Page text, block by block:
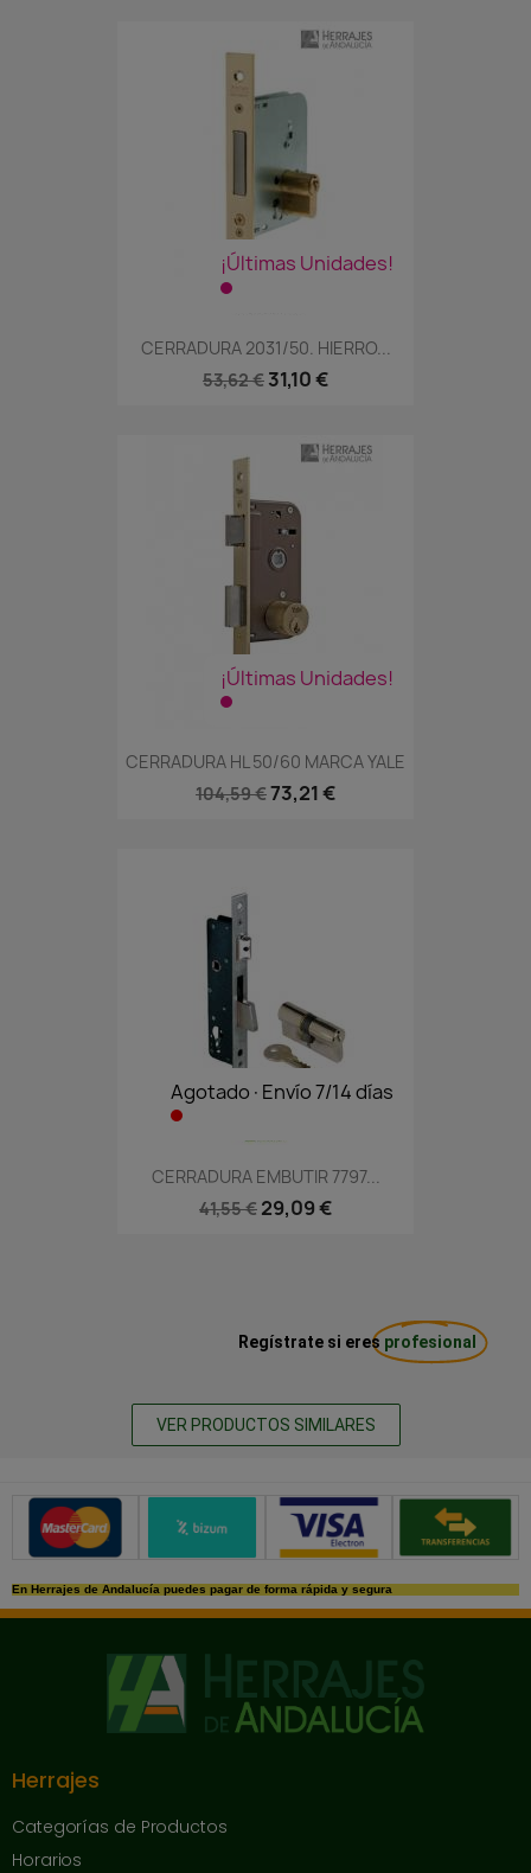
¡Últimas Unidades!
CERRADURA 2031/50. HIERRO...
53,62 € 31,10 €
¡Últimas Unidades!
CERRADURA HL 50/60 MARCA YALE
104,59 €73,21 €
Agotado·Envío 7/14 días
CERRADURA EMBUTIR 7797...
41,55 € 29,09 €
Regístrate si eres profesional
VER PRODUCTOS SIMILARES
Métodos de pago seguros
En Herrajes de Andalucía puedes pagar de forma rápida y segura
Herrajes
Categorías de Productos
Horarios